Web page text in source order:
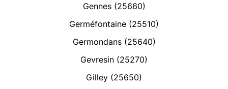
Gennes (25660)
Germéfontaine (25510)
Germondans (25640)
Gevresin (25270)
Gilley (25650)